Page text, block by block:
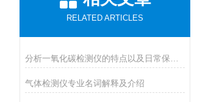
RELATED ARTICLES
气体检测仪专业名词解释及介绍